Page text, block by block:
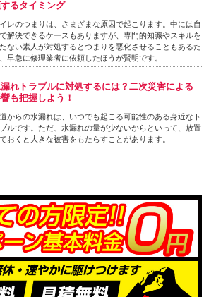
るタイミング
イレのつまりは、さまざまな原因で起こります。中には自
解決できるケースもありますが、専門的知識やスキルを
ない素人が対処するとつまりを悪化させることもあるた
早急に修理業者に依頼したほうが賢明です。
れトラブルに対処するには？二次災害による
も把握しよう！
からの水漏れは、いつでも起こる可能性のある身近なト
ルです。ただ、水漏れの量が少ないからといって、放置
おくと大きな被害をもたらすことがあります。